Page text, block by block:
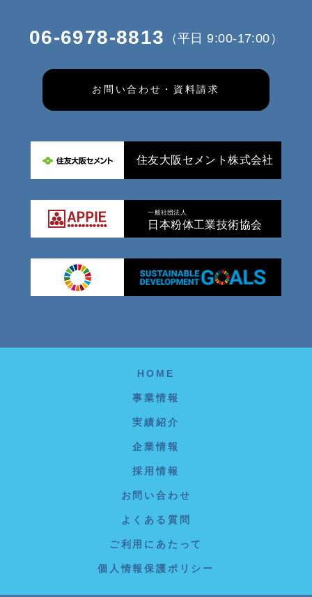
06-6978-8813 （平日 9:00-17:00）
お問い合わせ・資料請求
住友大阪セメント株式会社
一般社団法人
日本粉体工業技術協会
HOME
事業情報
実績紹介
企業情報
採用情報
お問い合わせ
よくある質問
ご利用にあたって
個人情報保護ポリシー